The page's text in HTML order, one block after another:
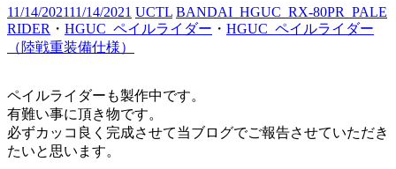
11/14/202111/14/2021 UCTL BANDAI_HGUC_RX-80PR_PALE
RIDER ・ HGUC_ペイルライダー ・ HGUC_ペイルライダー
（陸戦重装備仕様）
ペイルライダーも製作中です。
有難い事に頂き物です。
必ずカッコ良く完成させて当ブログでご報告させていただき
たいと思います。